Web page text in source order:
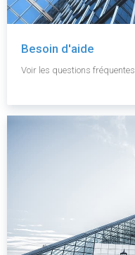
Besoin d'aide
Voir les questions fréquentes.